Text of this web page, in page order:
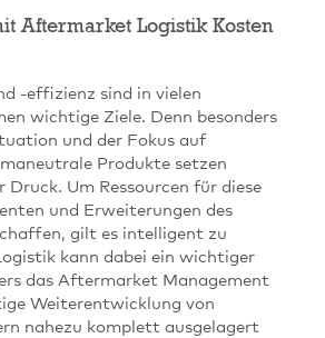
Aftermarket Logistik Kosten
-effizienz sind in vielen
wichtige Ziele. Denn besonders
und der Fokus auf
Produkte setzen
Druck. Um Ressourcen für diese
und Erweiterungen des
gilt es intelligent zu
kann dabei ein wichtiger
das Aftermarket Management
Weiterentwicklung von
nahezu komplett ausgelagert